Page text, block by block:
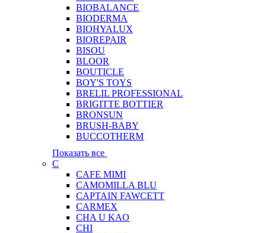
BIOBALANCE
BIODERMA
BIOHYALUX
BIOREPAIR
BISOU
BLOOR
BOUTICLE
BOY'S TOYS
BRELIL PROFESSIONAL
BRIGITTE BOTTIER
BRONSUN
BRUSH-BABY
BUCCOTHERM
Показать все
C
CAFE MIMI
CAMOMILLA BLU
CAPTAIN FAWCETT
CARMEX
CHA U KAO
CHI